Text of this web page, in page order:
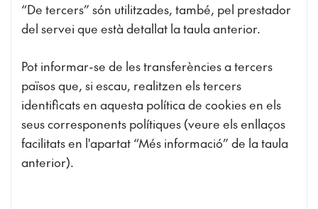
“De tercers” són utilitzades, també, pel prestador
del servei que està detallat la taula anterior.
Pot informar-se de les transferències a tercers
països que, si escau, realitzen els tercers
identificats en aquesta política de cookies en els
seus corresponents polítiques (veure els enllaços
facilitats en l'apartat “Més informació” de la taula
anterior).